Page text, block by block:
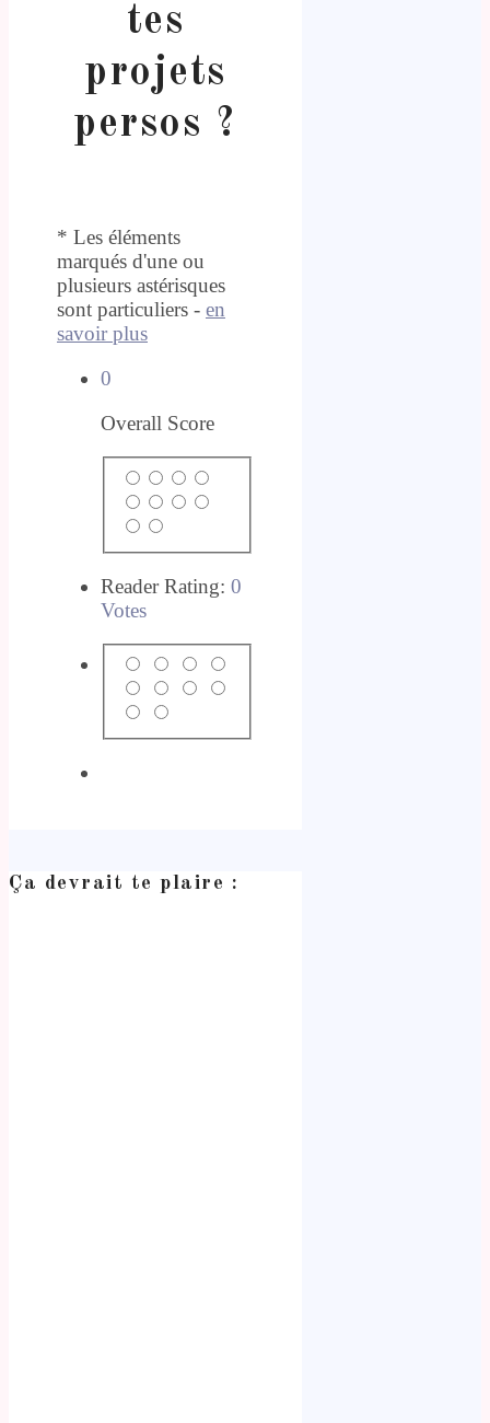
tes
projets
persos ?
* Les éléments
marqués d'une ou
plusieurs astérisques
sont particuliers - en
savoir plus
0
Overall Score
Reader Rating: 0
Votes
Ça devrait te plaire :